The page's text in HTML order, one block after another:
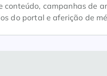
conteúdo, campanhas de
do portal e aferição de